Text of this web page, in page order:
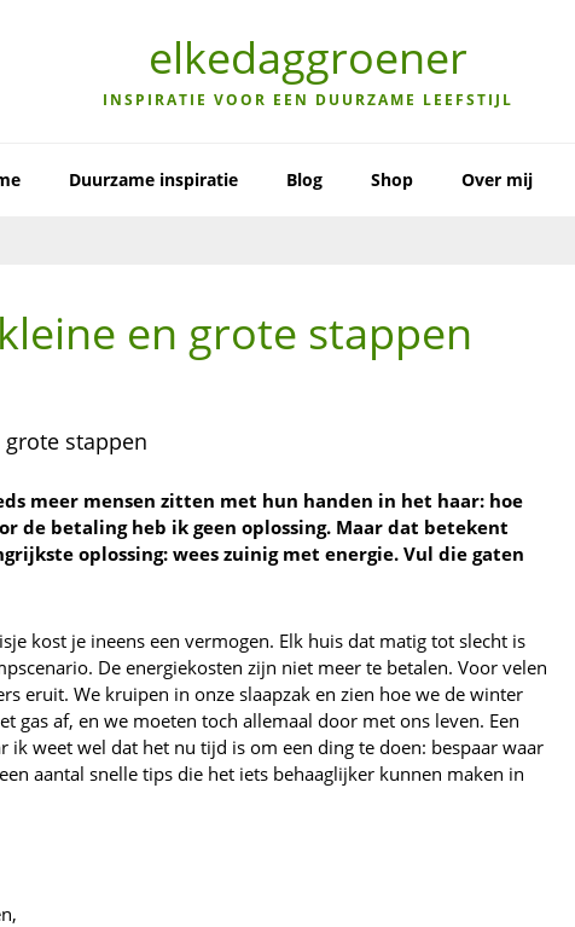
elkedaggroener
INSPIRATIE VOOR EEN DUURZAME LEEFSTIJL
Duurzame inspiratie Blog Shop Over mij
en grote stappen
meer mensen zitten met hun handen in het haar: hoe
de betaling heb ik geen oplossing. Maar dat betekent
oplossing: wees zuinig met energie. Vul die gaten
kost je ineens een vermogen. Elk huis dat matig tot slecht is
De energiekosten zijn niet meer te betalen. Voor velen
eruit. We kruipen in onze slaapzak en zien hoe we de winter
gas af, en we moeten toch allemaal door met ons leven. Een
weet wel dat het nu tijd is om een ding te doen: bespaar waar
aantal snelle tips die het iets behaaglijker kunnen maken in